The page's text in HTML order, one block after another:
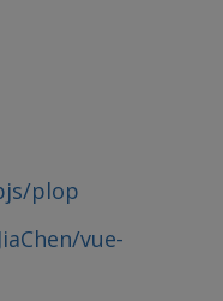
plop
vue-